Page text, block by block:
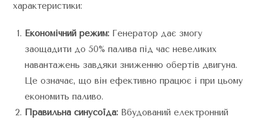
характеристики:
Економічний режим: Генератор дає змогу
заощадити до 50% палива під час невеликих
навантажень завдяки зниженню обертів двигуна.
Це означає, що він ефективно працює і при цьому
економить паливо.
Правильна синусоїда: Вбудований електронний